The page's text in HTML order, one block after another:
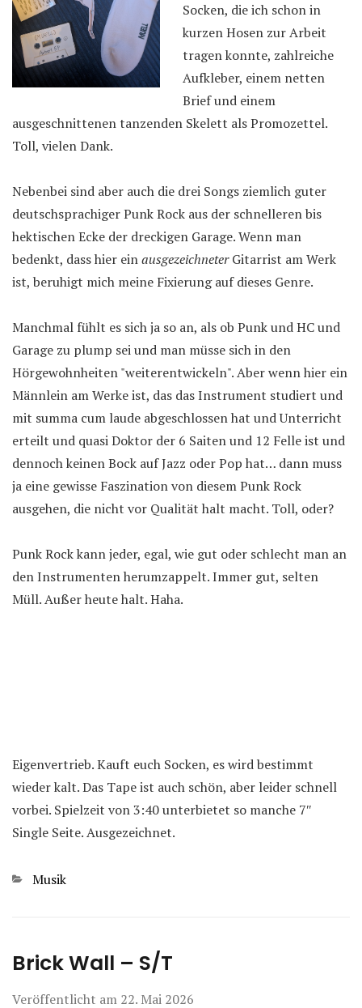
Socken, die ich schon in
kurzen Hosen zur Arbeit
tragen konnte, zahlreiche
Aufkleber, einem netten
Brief und einem
ausgeschnittenen tanzenden Skelett als Promozettel.
Toll, vielen Dank.
Nebenbei sind aber auch die drei Songs ziemlich guter
deutschsprachiger Punk Rock aus der schnelleren bis
hektischen Ecke der dreckigen Garage. Wenn man
bedenkt, dass hier einausgezeichneterGitarrist am Werk
ist, beruhigt mich meine Fixierung auf dieses Genre.
Manchmal fühlt es sich ja so an, als ob Punk und HC und
Garage zu plump sei und man müsse sich in den
Hörgewohnheiten "weiterentwickeln". Aber wenn hier ein
Männlein am Werke ist, das das Instrument studiert und
mit summa cum laude abgeschlossen hat und Unterricht
erteilt und quasi Doktor der 6 Saiten und 12 Felle ist und
dennoch keinen Bock auf Jazz oder Pop hat… dann muss
ja eine gewisse Faszination von diesem Punk Rock
ausgehen, die nicht vor Qualität halt macht. Toll, oder?
Punk Rock kann jeder, egal, wie gut oder schlecht man an
den Instrumenten herumzappelt. Immer gut, selten
Müll. Außer heute halt. Haha.
Eigenvertrieb. Kauft euch Socken, es wird bestimmt
wieder kalt. Das Tape ist auch schön, aber leider schnell
vorbei. Spielzeit von 3:40 unterbietet so manche 7″
Single Seite. Ausgezeichnet.
Kategorien
Musik
Brick Wall – S/T
Veröffentlicht am 22. Mai 2026